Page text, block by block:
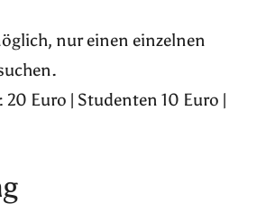
nur einen einzelnen
Euro | Studenten 10 Euro |